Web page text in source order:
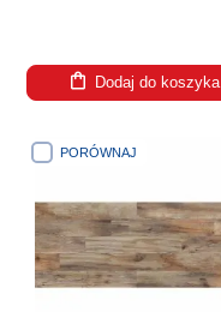
Dodaj do koszyka
PORÓWNAJ